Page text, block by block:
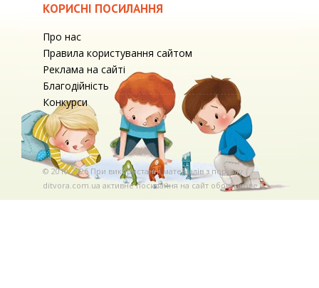
КОРИСНІ ПОСИЛАННЯ
Про нас
Правила користування сайтом
Реклама на сайті
Благодійність
Конкурси
© 2010-2026 При використаннi матерiалiв з порталу
ditvora.com.ua активне посилання на сайт обов'язкове. .